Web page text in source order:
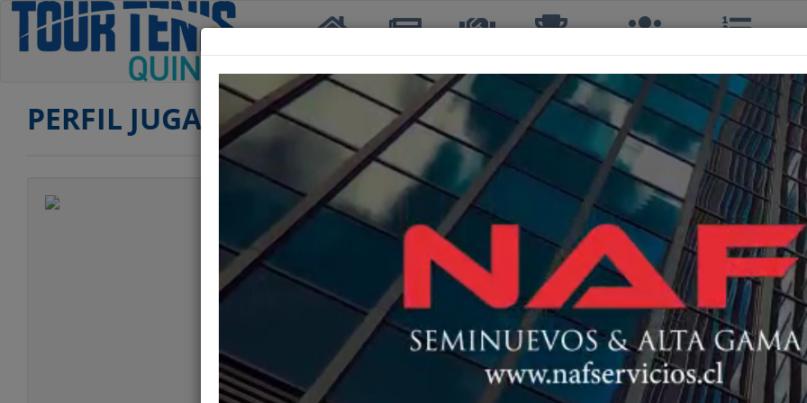
Inicio Noticias TTQ Torneos Interclubes Ranking
PERFIL JUGADOR
Jugador
PATRICIO ROJAHELIS BUSTO
Categoría
2º, 2ºS, 2º DOBLES
Edad
63 años
DEPORTIVO PLAYA ANCHA
Ranking PRIMERA
181º
Ranking SEGUNDA
254º
Ranking SENIOR HONOR
49º
Ranking SENIOR PRIMERA
75º
Ranking SENIOR SEGUNDA
Ranking DOBLES A
17º